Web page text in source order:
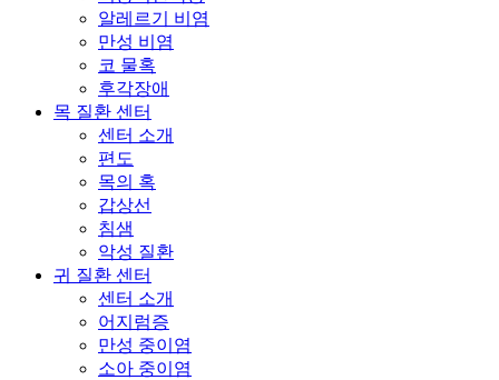
알레르기 비염
만성 비염
코 물혹
후각장애
목 질환 센터
센터 소개
편도
목의 혹
갑상선
침샘
악성 질환
귀 질환 센터
센터 소개
어지럼증
만성 중이염
소아 중이염